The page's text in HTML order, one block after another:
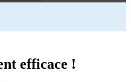
efficace !